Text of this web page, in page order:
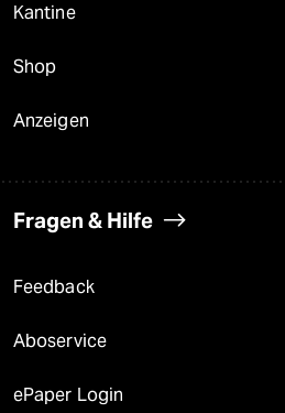
Kantine
Shop
Anzeigen
Fragen & Hilfe
Feedback
Aboservice
ePaper Login